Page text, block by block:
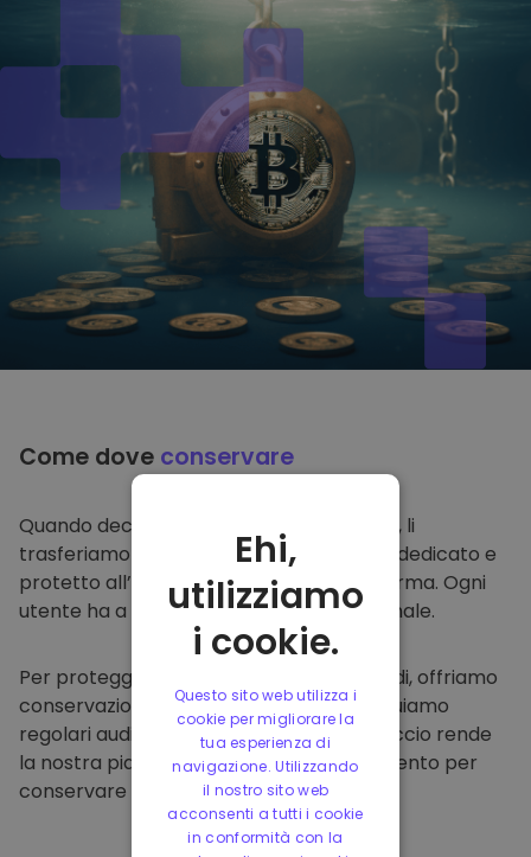
Come dove conservare
Quando decidi di comprare su
, li
trasferiamo direttamente nel tuo wallet dedicato e
protetto all’interno della nostra piattaforma. Ogni
utente ha a disposizione un wallet personale.
Per proteggere i nostri clienti e i loro fondi, offriamo
conservazione offline protetta ed effettuiamo
regolari audit di sicurezza. Questo approccio rende
la nostra piattaforma un punto di riferimento per
conservare e altre criptovalute.
Ehi,
utilizziamo
i cookie.
Questo sito web utilizza i
cookie per migliorare la
tua esperienza di
navigazione. Utilizzando
il nostro sito web
acconsenti a tutti i cookie
in conformità con la